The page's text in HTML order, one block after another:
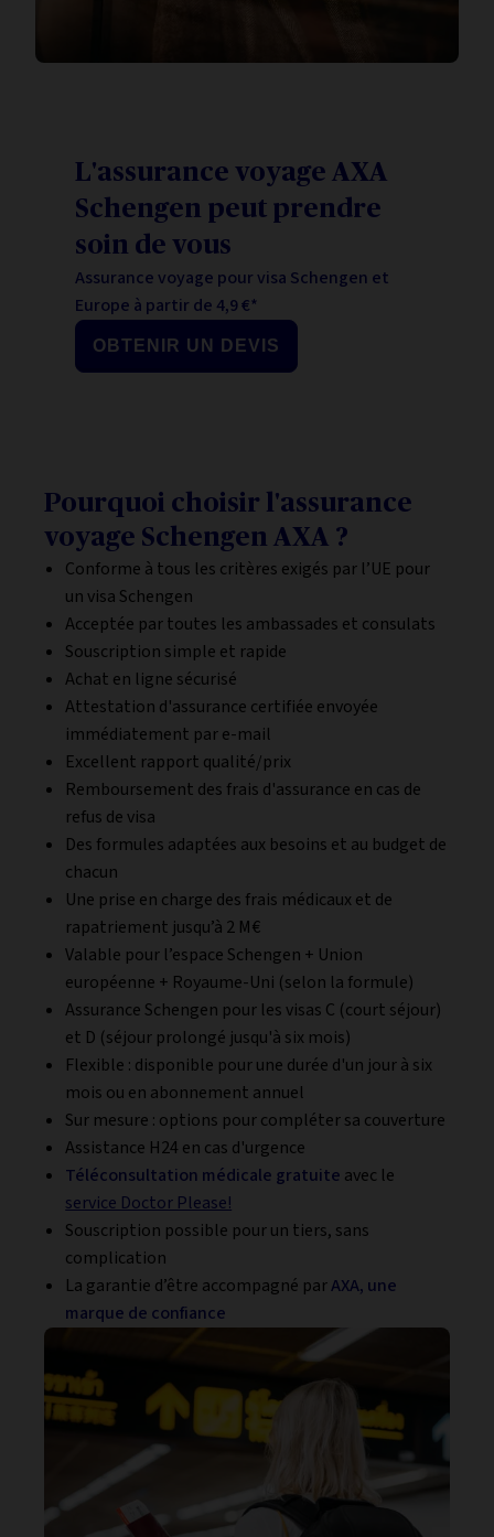
L'assurance voyage AXA
Schengen peut prendre
soin de vous
Assurance voyage pour visa Schengen et
Europe à partir de 4,9 €*
OBTENIR UN DEVIS
Pourquoi choisir l'assurance
voyage Schengen AXA ?
Conforme à tous les critères exigés par l’UE pour
un visa Schengen
Acceptée par toutes les ambassades et consulats
Souscription simple et rapide
Achat en ligne sécurisé
Attestation d'assurance certifiée envoyée
immédiatement par e-mail
Excellent rapport qualité/prix
Remboursement des frais d'assurance en cas de
refus de visa
Des formules adaptées aux besoins et au budget de
chacun
Une prise en charge des frais médicaux et de
rapatriement jusqu’à 2 M€
Valable pour l’espace Schengen + Union
européenne + Royaume-Uni (selon la formule)
Assurance Schengen pour les visas C (court séjour)
et D (séjour prolongé jusqu'à six mois)
Flexible : disponible pour une durée d'un jour à six
mois ou en abonnement annuel
Sur mesure : options pour compléter sa couverture
Assistance H24 en cas d'urgence
Téléconsultation médicale gratuite avec le
service Doctor Please!
Souscription possible pour un tiers, sans
complication
La garantie d’être accompagné parAXA, une
marque de confiance